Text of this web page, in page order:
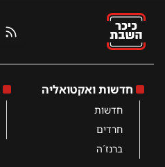
RSS
חדשות ואקטואליה
חדשות
חרדים
ברנז´ה